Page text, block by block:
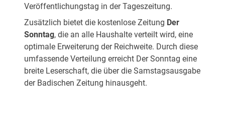
Veröffentlichungstag in der Tageszeitung.
Zusätzlich bietet die kostenlose Zeitung Der
Sonntag, die an alle Haushalte verteilt wird, eine
optimale Erweiterung der Reichweite. Durch diese
umfassende Verteilung erreicht Der Sonntag eine
breite Leserschaft, die über die Samstagsausgabe
der Badischen Zeitung hinausgeht.